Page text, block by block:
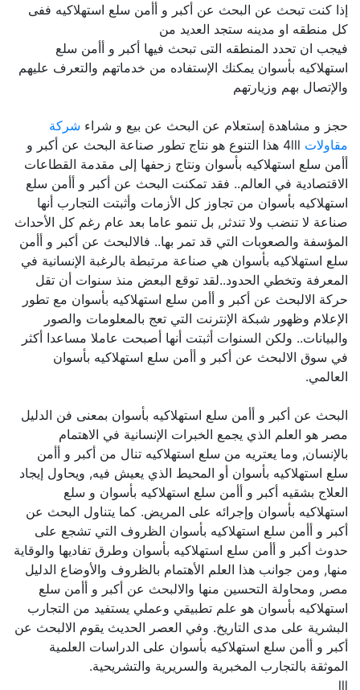
إذا كنت تبحث عن البحث عن أكبر و أأمن سلع استهلاكيه ففى
كل منطقه او مدينه ستجد العديد من
فيجب ان تحدد المنطقه التى تبحث فيها أكبر و أأمن سلع
استهلاكيه بأسوان يمكنك الإستفاده من خدماتهم والتعرف عليهم
والإتصال بهم وزيارتهم
حجز و مشاهدة إستعلام عن البحث عن بيع و شراءشركة
مقاولات
4lll هذا التنوع هو نتاج تطور صناعة البحث عن أكبر و
أأمن سلع استهلاكيه بأسوان ونتاج زحفها إلى مقدمة القطاعات
الاقتصادية في العالم.. فقد تمكنت البحث عن أكبر و أأمن سلع
استهلاكيه بأسوان من تجاوز كل الأزمات وأثبتت التجارب أنها
صناعة لا تنضب ولا تندثر, بل تنمو عاما بعد عام رغم كل الأحداث
المؤسفة والصعوبات التي قد تمر بها.. فالالبحث عن أكبر و أأمن
سلع استهلاكيه بأسوان هي صناعة مرتبطة بالرغبة الإنسانية في
المعرفة وتخطي الحدود..لقد توقع البعض منذ سنوات أن تقل
حركة الالبحث عن أكبر و أأمن سلع استهلاكيه بأسوان مع تطور
الإعلام وظهور شبكة الإنترنت التي تعج بالمعلومات والصور
والبيانات.. ولكن السنوات أثبتت أنها أصبحت عاملا مساعدا أكثر
في سوق الالبحث عن أكبر و أأمن سلع استهلاكيه بأسوان
العالمي.
البحث عن أكبر و أأمن سلع استهلاكيه بأسوان بمعنى فن الدليل
مصر هو العلم الذي يجمع الخبرات الإنسانية في الاهتمام
بالإنسان, وما يعتريه من سلع استهلاكيه تنال من أكبر و أأمن
سلع استهلاكيه بأسوان أو المحيط الذي يعيش فيه, ويحاول إيجاد
العلاج بشقيه أكبر و أأمن سلع استهلاكيه بأسوان و سلع
استهلاكيه بأسوان وإجرائه على المريض. كما يتناول البحث عن
أكبر و أأمن سلع استهلاكيه بأسوان الظروف التي تشجع على
حدوث أكبر و أأمن سلع استهلاكيه بأسوان وطرق تفاديها والوقاية
منها, ومن جوانب هذا العلم الأهتمام بالظروف والأوضاع الدليل
مصر, ومحاولة التحسين منها والالبحث عن أكبر و أأمن سلع
استهلاكيه بأسوان هو علم تطبيقي وعملي يستفيد من التجارب
البشرية على مدى التاريخ. وفي العصر الحديث يقوم الالبحث عن
أكبر و أأمن سلع استهلاكيه بأسوان على الدراسات العلمية
الموثقة بالتجارب المخبرية والسريرية والتشريحية.